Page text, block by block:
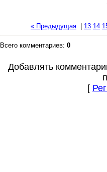
« Предыдущая| 13 14
Всего комментариев:0
Добавлять
[